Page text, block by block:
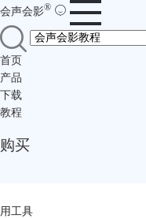
会声会影®
首页
产品
下载
教程
购买
用工具